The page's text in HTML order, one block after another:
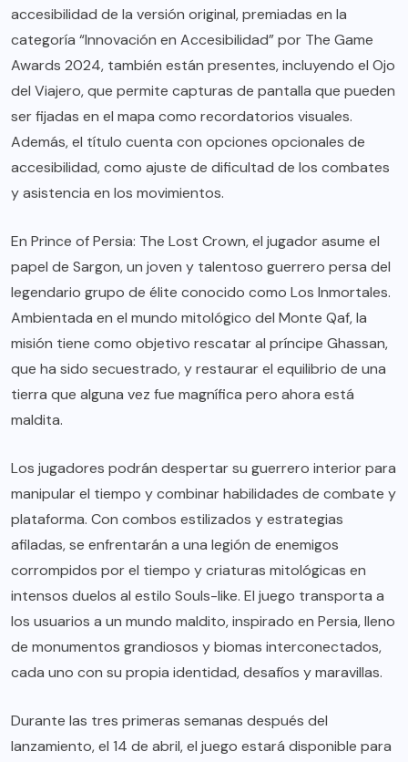
accesibilidad de la versión original, premiadas en la
categoría “Innovación en Accesibilidad” por The Game
Awards 2024, también están presentes, incluyendo el Ojo
del Viajero, que permite capturas de pantalla que pueden
ser fijadas en el mapa como recordatorios visuales.
Además, el título cuenta con opciones opcionales de
accesibilidad, como ajuste de dificultad de los combates
y asistencia en los movimientos.
En Prince of Persia: The Lost Crown, el jugador asume el
papel de Sargon, un joven y talentoso guerrero persa del
legendario grupo de élite conocido como Los Inmortales.
Ambientada en el mundo mitológico del Monte Qaf, la
misión tiene como objetivo rescatar al príncipe Ghassan,
que ha sido secuestrado, y restaurar el equilibrio de una
tierra que alguna vez fue magnífica pero ahora está
maldita.
Los jugadores podrán despertar su guerrero interior para
manipular el tiempo y combinar habilidades de combate y
plataforma. Con combos estilizados y estrategias
afiladas, se enfrentarán a una legión de enemigos
corrompidos por el tiempo y criaturas mitológicas en
intensos duelos al estilo Souls-like. El juego transporta a
los usuarios a un mundo maldito, inspirado en Persia, lleno
de monumentos grandiosos y biomas interconectados,
cada uno con su propia identidad, desafíos y maravillas.
Durante las tres primeras semanas después del
lanzamiento, el 14 de abril, el juego estará disponible para